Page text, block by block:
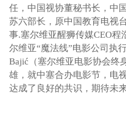
任，中国视协董秘书长，中
苏六部长，原中国教育电视
事.塞尔维亚醒狮传媒CEO程
尔维亚“魔法线”电影公司执
Bajić（塞尔维亚电影协会终
雄，就中塞合办电影节，电
达成了良好的共识，期待未